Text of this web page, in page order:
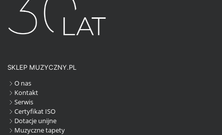
SKLEP MUZYCZNY.PL
O nas
Kontakt
Serwis
Certyfikat ISO
Dotacje unijne
Muzyczne tapety